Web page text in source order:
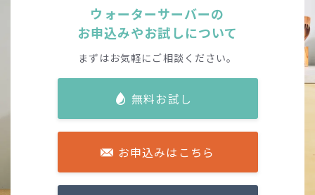
ウォーターサーバーの
お申込みやお試しについて
まずはお気軽にご相談ください。
無料お試し
お申込みはこちら